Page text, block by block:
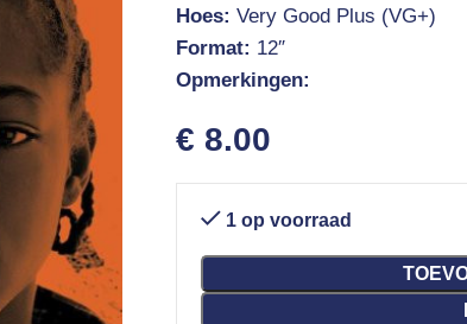
Hoes: Very Good Plus (VG+)
Format: 12″
Opmerkingen:
€ 8.00
1 op voorraad